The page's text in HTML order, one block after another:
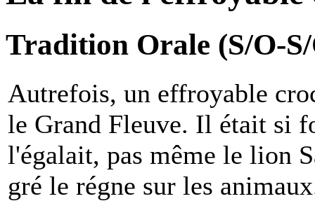
Tradition Orale (S/O-
Autrefois, un effroyable
le Grand Fleuve. Il était si
l'égalait, pas même le lion
gré le régne sur les